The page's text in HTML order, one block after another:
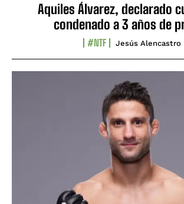
Aquiles Álvarez, declarado
condenado a 3 años de
#NTF Jesús Alencastro